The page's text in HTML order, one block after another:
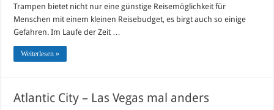
Trampen bietet nicht nur eine günstige Reisemöglichkeit für
Menschen mit einem kleinen Reisebudget, es birgt auch so einige
Gefahren. Im Laufe der Zeit …
Weiterlesen »
Atlantic City – Las Vegas mal anders